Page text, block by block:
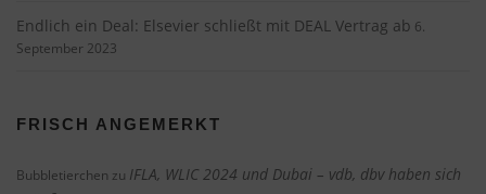
Endlich ein Deal: Elsevier schließt mit DEAL Vertrag ab 6.
September 2023
FRISCH ANGEMERKT
Bubbletierchen zu IFLA, WLIC 2024 und Dubai – vdb, dbv haben sich